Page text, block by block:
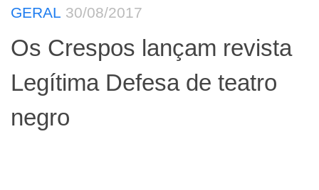
GERAL 30/08/2017
Os Crespos lançam revista
Legítima Defesa de teatro
negro